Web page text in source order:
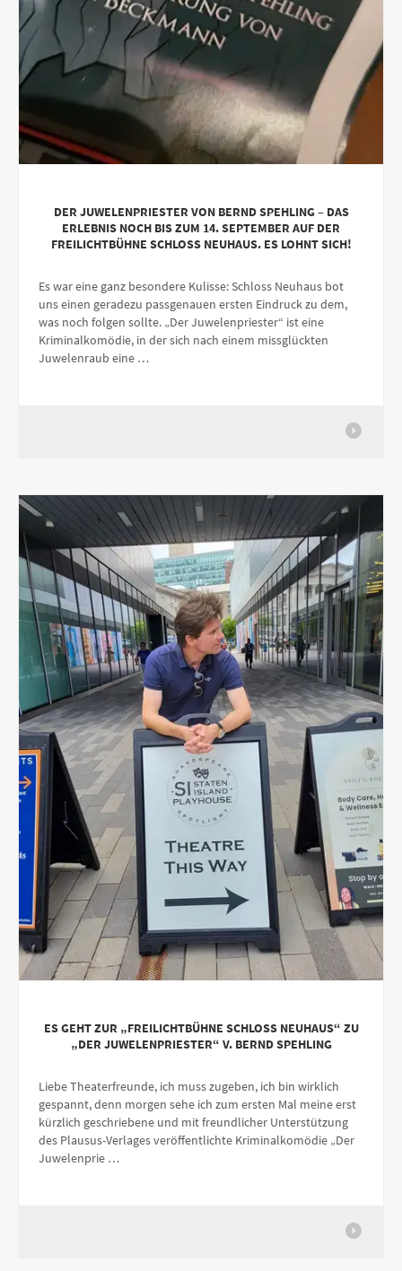
DER JUWELENPRIESTER VON BERND SPEHLING – DAS
ERLEBNIS NOCH BIS ZUM 14. SEPTEMBER AUF DER
FREILICHTBÜHNE SCHLOSS NEUHAUS. ES LOHNT SICH!
Es war eine ganz besondere Kulisse: Schloss Neuhaus bot
uns einen geradezu passgenauen ersten Eindruck zu dem,
was noch folgen sollte. „Der Juwelenpriester“ ist eine
Kriminalkomödie, in der sich nach einem missglückten
Juwelenraub eine …
ES GEHT ZUR „FREILICHTBÜHNE SCHLOSS NEUHAUS“ ZU
„DER JUWELENPRIESTER“ V. BERND SPEHLING
Liebe Theaterfreunde, ich muss zugeben, ich bin wirklich
gespannt, denn morgen sehe ich zum ersten Mal meine erst
kürzlich geschriebene und mit freundlicher Unterstützung
des Plausus-Verlages veröffentlichte Kriminalkomödie „Der
Juwelenprie …